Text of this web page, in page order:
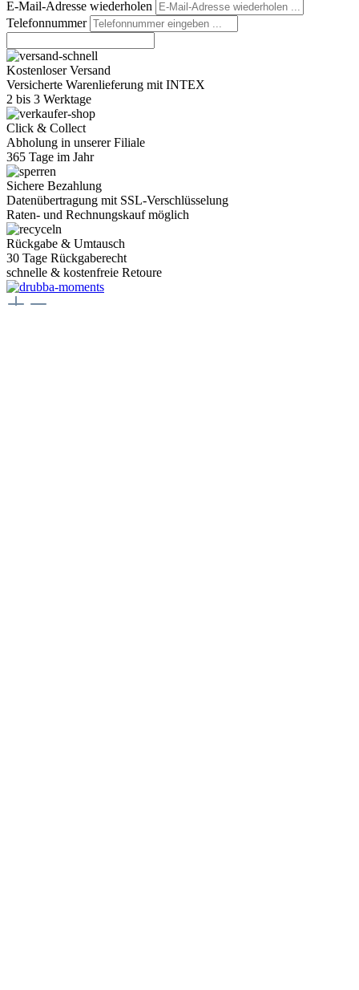
E-Mail-Adresse wiederholen
Telefonnummer
Kostenloser Versand
Versicherte Warenlieferung mit INTEX
2 bis 3 Werktage
Click & Collect
Abholung in unserer Filiale
365 Tage im Jahr
Sichere Bezahlung
Datenübertragung mit SSL-Verschlüsselung
Raten- und Rechnungskauf möglich
Rückgabe & Umtausch
30 Tage Rückgaberecht
schnelle & kostenfreie Retoure